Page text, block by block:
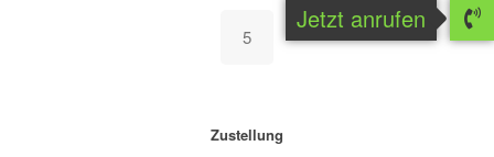
5
Zustellung
Jetzt anrufen